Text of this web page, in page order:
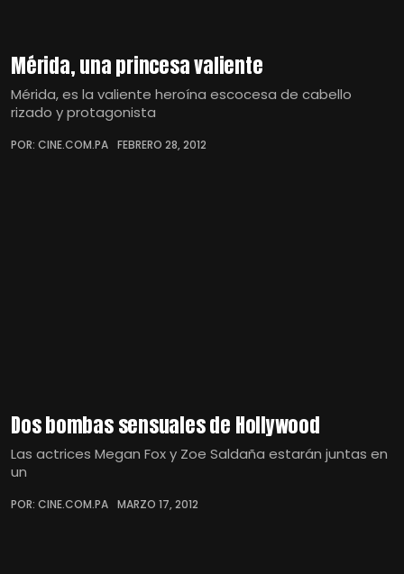
Mérida, una princesa valiente
Mérida, es la valiente heroína escocesa de cabello
rizado y protagonista
POR: CINE.COM.PA FEBRERO 28, 2012
Dos bombas sensuales de Hollywood
Las actrices Megan Fox y Zoe Saldaña estarán juntas en
un
POR: CINE.COM.PA MARZO 17, 2012